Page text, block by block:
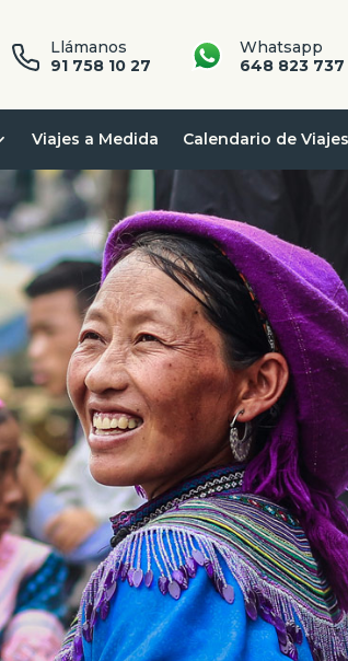
Llámanos
91 758 10 27
Whatsapp
648 823 737
Viajes a Medida Calendario de Viajes